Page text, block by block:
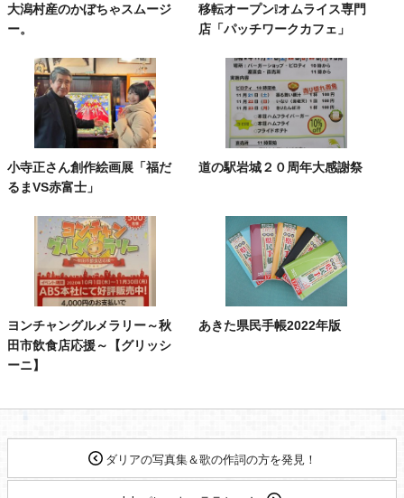
大潟村産のかぼちゃスムージ
ー。
移転オープン❕オムライス専門
店「パッチワークカフェ」
小寺正さん創作絵画展「福だ
るまVS赤富士」
道の駅岩城２０周年大感謝祭
ヨンチャングルメラリー～秋
田市飲食店応援～【グリッシ
ーニ】
あきた県民手帳2022年版
ダリアの写真集＆歌の作詞の方を発見！